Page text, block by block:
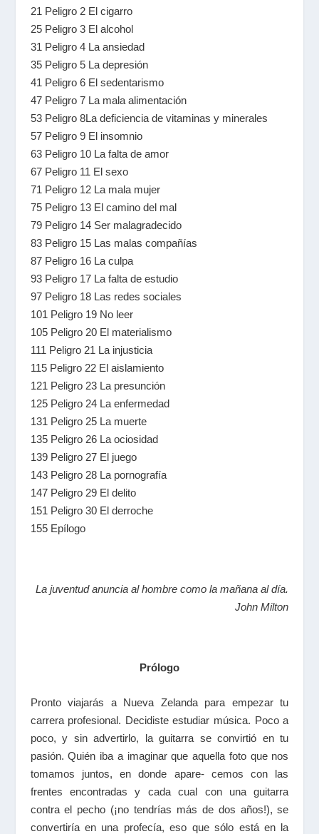
21 Peligro 2 El cigarro
25 Peligro 3 El alcohol
31 Peligro 4 La ansiedad
35 Peligro 5 La depresión
41 Peligro 6 El sedentarismo
47 Peligro 7 La mala alimentación
53 Peligro 8La deficiencia de vitaminas y minerales
57 Peligro 9 El insomnio
63 Peligro 10 La falta de amor
67 Peligro 11 El sexo
71 Peligro 12 La mala mujer
75 Peligro 13 El camino del mal
79 Peligro 14 Ser malagradecido
83 Peligro 15 Las malas compañías
87 Peligro 16 La culpa
93 Peligro 17 La falta de estudio
97 Peligro 18 Las redes sociales
101 Peligro 19 No leer
105 Peligro 20 El materialismo
111 Peligro 21 La injusticia
115 Peligro 22 El aislamiento
121 Peligro 23 La presunción
125 Peligro 24 La enfermedad
131 Peligro 25 La muerte
135 Peligro 26 La ociosidad
139 Peligro 27 El juego
143 Peligro 28 La pornografía
147 Peligro 29 El delito
151 Peligro 30 El derroche
155 Epílogo
La juventud anuncia al hombre como la mañana al día.
John Milton
Prólogo
Pronto viajarás a Nueva Zelanda para empezar tu
carrera profesional. Decidiste estudiar música. Poco a
poco, y sin advertirlo, la guitarra se convirtió en tu
pasión. Quién iba a imaginar que aquella foto que nos
tomamos juntos, en donde apare- cemos con las
frentes encontradas y cada cual con una guitarra
contra el pecho (¡no tendrías más de dos años!), se
convertiría en una profecía, eso que sólo está en la